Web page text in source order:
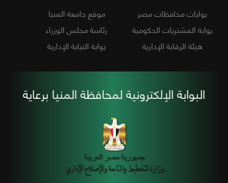
بوابات محافظات مصر
موقع جامعة المنيا
بوابة المشتريات الحكومية
رئاسة مجلس الوزراء
هيئة الرقابة الإدارية
بوابة النيابة الإدارية
البوابة الإلكترونية لمحافظة المنيا برعاية